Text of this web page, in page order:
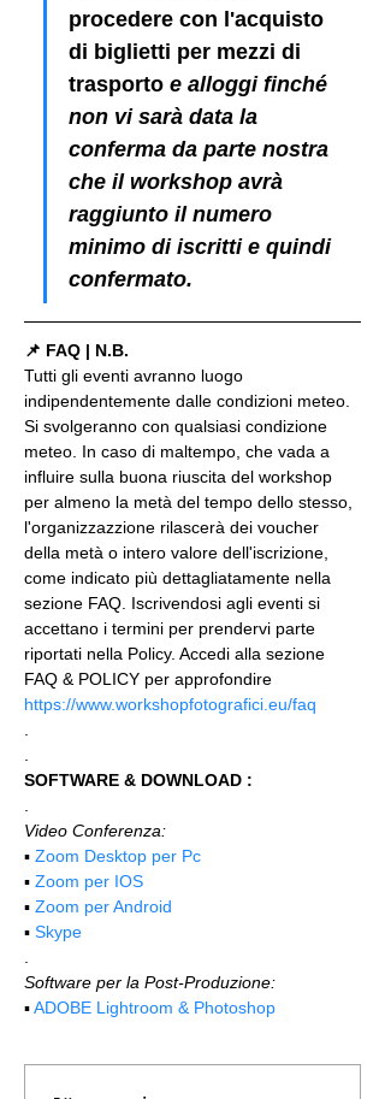
procedere con l'acquisto
di biglietti per mezzi di
trasporto e alloggi finché
non vi sarà data la
conferma da parte nostra
che il workshop avrà
raggiunto il numero
minimo di iscritti e quindi
confermato.
📌 FAQ | N.B.
Tutti gli eventi avranno luogo
indipendentemente dalle condizioni meteo.
Si svolgeranno con qualsiasi condizione
meteo. In caso di maltempo, che vada a
influire sulla buona riuscita del workshop
per almeno la metà del tempo dello stesso,
l'organizzazzione rilascerà dei voucher
della metà o intero valore dell'iscrizione,
come indicato più dettagliatamente nella
sezione FAQ. Iscrivendosi agli eventi si
accettano i termini per prendervi parte
riportati nella Policy. Accedi alla sezione
FAQ & POLICY per approfondire
https://www.workshopfotografici.eu/faq
SOFTWARE & DOWNLOAD :
Video Conferenza:
▪️ Zoom Desktop per Pc
▪️ Zoom per IOS
▪️ Zoom per Android
▪️ Skype
Software per la Post-Produzione:
▪️ ADOBE Lightroom & Photoshop